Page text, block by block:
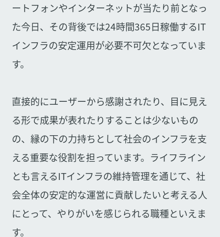
ートフォンやインターネットが当たり前となっ
た今日、その背後では24時間365日稼働するIT
インフラの安定運用が必要不可欠となっていま
す。
直接的にユーザーから感謝されたり、目に見え
る形で成果が表れたりすることは少ないもの
の、縁の下の力持ちとして社会のインフラを支
える重要な役割を担っています。ライフライン
とも言えるITインフラの維持管理を通じて、社
会全体の安定的な運営に貢献したいと考える人
にとって、やりがいを感じられる職種といえま
す。